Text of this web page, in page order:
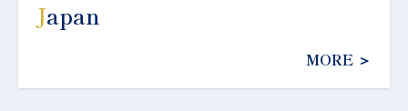
Japan
MORE ＞